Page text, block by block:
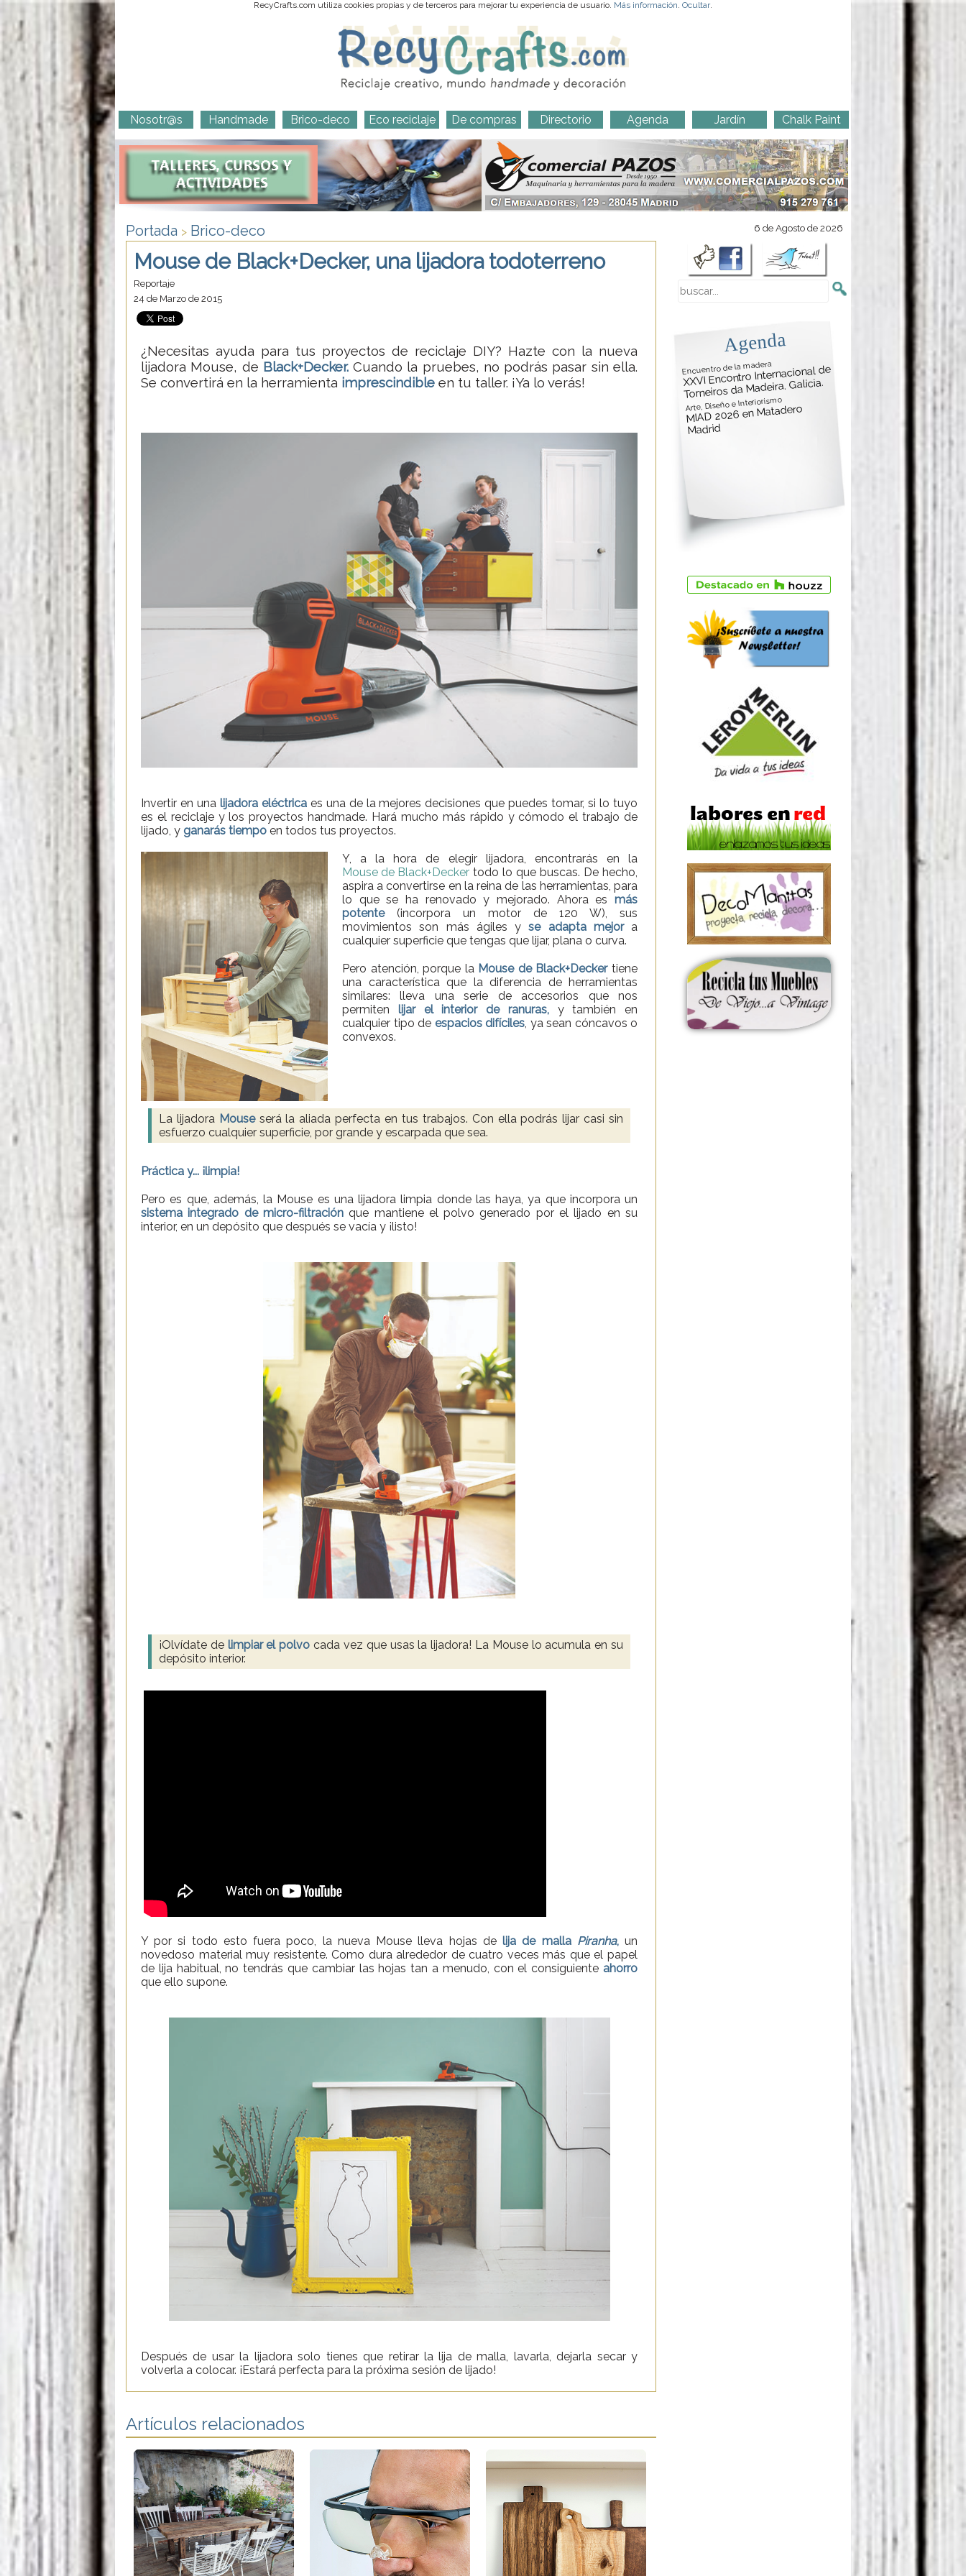
RecyCrafts.com utiliza cookies propias y de terceros para mejorar tu experiencia de usuario. Más información. Ocultar.
Nosotr@s Handmade Brico-deco Eco reciclaje De compras Directorio Agenda Jardín Chalk Paint
Portada > Brico-deco
Mouse de Black+Decker, una lijadora todoterreno
Reportaje
24 de Marzo de 2015
¿Necesitas ayuda para tus proyectos de reciclaje DIY? Hazte con la nueva
lijadora Mouse, de Black+Decker.Cuando la pruebes, no podrás pasar sin ella.
Se convertirá en la herramienta imprescindible en tu taller. ¡Ya lo verás!
Invertir en una lijadora eléctricaes una de la mejores decisiones que puedes tomar, si lo tuyo
es el reciclaje y los proyectos handmade. Hará mucho más rápido y cómodo el trabajo de
lijado, y ganarás tiempo en todos tus proyectos.
Y, a la hora de elegir lijadora, encontrarás en la
Mouse de Black+Decker todo lo que buscas. De hecho,
aspira a convertirse en la reina de las herramientas, para
lo que se ha renovado y mejorado. Ahora es más
potente(incorpora un motor de 120 W), sus
movimientos son más ágiles yse adapta mejora
cualquier superficie que tengas que lijar, plana o curva.
Pero atención, porque laMouse de Black+Deckertiene
una característica que la diferencia de herramientas
similares: lleva una serie de accesorios que nos
permiten lijar el interior de ranuras,y también en
cualquier tipo de espacios difíciles, ya sean cóncavos o
convexos.
La lijadora Mouseserá la aliada perfecta en tus trabajos. Con ella podrás lijar casi sin
esfuerzo cualquier superficie, por grande y escarpada que sea.
Práctica y... ¡limpia!
Pero es que, además, la Mouse es una lijadora limpia donde las haya, ya que incorpora un
sistema integrado de micro-filtraciónque mantiene el polvo generado por el lijado en su
interior, en un depósito que después se vacía y ¡listo!
¡Olvídate de limpiar el polvo cada vez que usas la lijadora! La Mouse lo acumula en su
depósito interior.
Y por si todo esto fuera poco, la nueva Mouse lleva hojas delija de malla Piranha,un
novedoso material muy resistente. Como dura alrededor de cuatro veces más que el papel
de lija habitual, no tendrás que cambiar las hojas tan a menudo, con el consiguiente ahorro
que ello supone.
Después de usar la lijadora solo tienes que retirar la lija de malla, lavarla, dejarla secar y
volverla a colocar. ¡Estará perfecta para la próxima sesión de lijado!
Artículos relacionados
6 de Agosto de 2026
Agenda
Encuentro de la madera
XXVI Encontro Internacional de
Torneiros da Madeira. Galicia.
Arte, Diseño e Interiorismo
MIAD 2026 en Matadero
Madrid